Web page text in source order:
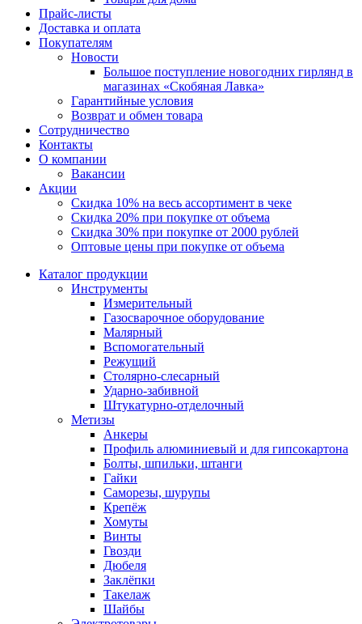
Прайс-листы
Доставка и оплата
Покупателям
Новости
Большое поступление новогодних гирлянд в
магазинах «Скобяная Лавка»
Гарантийные условия
Возврат и обмен товара
Сотрудничество
Контакты
О компании
Вакансии
Акции
Скидка 10% на весь ассортимент в чеке
Скидка 20% при покупке от объема
Скидка 30% при покупке от 2000 рублей
Оптовые цены при покупке от объема
Каталог продукции
Инструменты
Измерительный
Газосварочное оборудование
Малярный
Вспомогательный
Режущий
Столярно-слесарный
Ударно-забивной
Штукатурно-отделочный
Метизы
Анкеры
Профиль алюминиевый и для гипсокартона
Болты, шпильки, штанги
Гайки
Саморезы, шурупы
Крепёж
Хомуты
Винты
Гвозди
Дюбеля
Заклёпки
Такелаж
Шайбы